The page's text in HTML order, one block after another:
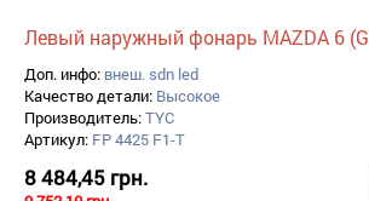
Левый наружный фонарь MAZDA 6
Доп. инфо: внеш. sdn led
Качество детали: Высокое
Производитель:TYC
Артикул: FP 4425 F1-T
8 484,45 грн.